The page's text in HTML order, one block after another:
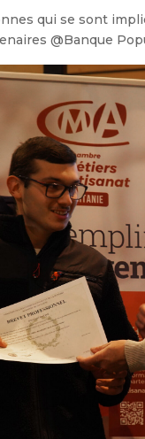
qui se sont
@Banque